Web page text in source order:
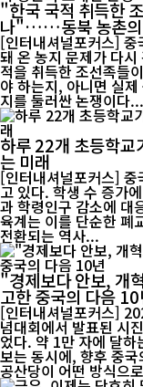
"한국 국적 취득한
나"……동북 농촌의
[인터내셔널포커스] 중
돼 온 농지 문제가 다
적을 취득한 조선족들
야 하는지, 아니면 실
지를 둘러싼 논쟁이다
하루 22개 초등학
는 미래
[인터내셔널포커스] 중
고 있다. 학생 수 증가
과 학령인구 감소에 대
육계는 이를 단순한 폐
전환되는 역사...
"경제보다 안보, 개
고한 중국의 다음 10
[인터내셔널포커스]
념대회에서 발표된 시
었다. 약 1만 자에 달
보는 동시에, 향후 중
공산당이 어떤 방식으